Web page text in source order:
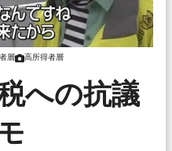
層 高所得者層
への抗議